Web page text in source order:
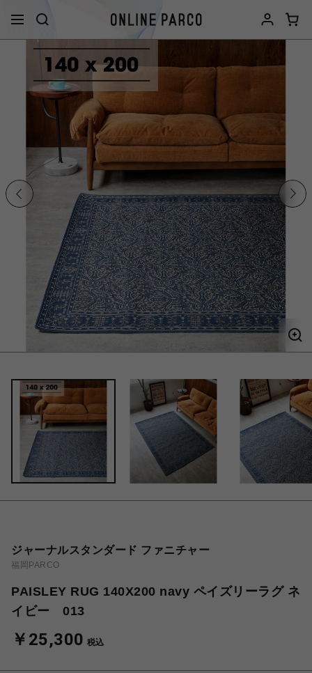
ジャーナルスタンダード ファニチャー
福岡PARCO
PAISLEY RUG 140X200 navy ペイズリーラグ ネ
イビー 013
￥25,300 税込